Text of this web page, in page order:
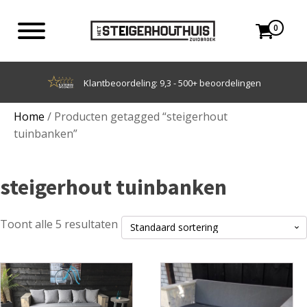
0
Achteraf betalen met Klarna
Home / Producten getagged “steigerhout
tuinbanken”
steigerhout tuinbanken
Toont alle 5 resultaten
Dit
product
heeft
Dit
product
heeft